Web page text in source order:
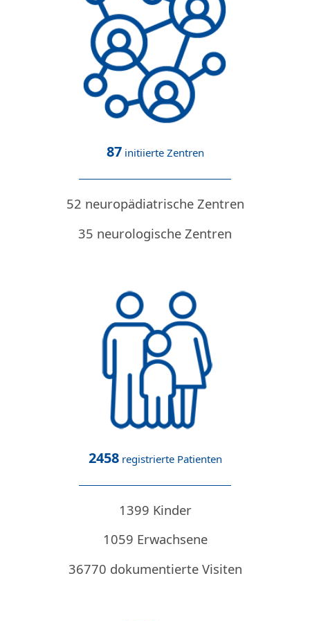
87 initiierte Zentren
52 neuropädiatrische Zentren
35 neurologische Zentren
2458 registrierte Patienten
1399 Kinder
1059 Erwachsene
36770 dokumentierte Visiten